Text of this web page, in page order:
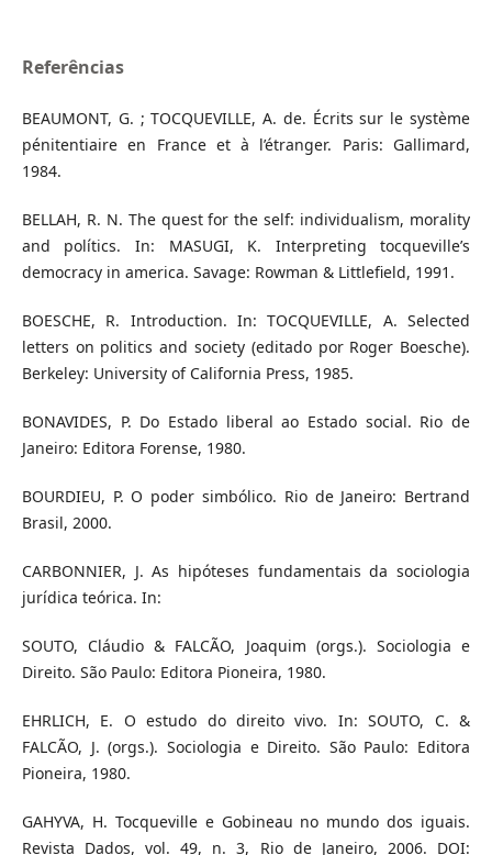
Referências
BEAUMONT, G. ; TOCQUEVILLE, A. de. Écrits sur le système
pénitentiaire en France et à l’étranger. Paris: Gallimard,
1984.
BELLAH, R. N. The quest for the self: individualism, morality
and polítics. In: MASUGI, K. Interpreting tocqueville’s
democracy in america. Savage: Rowman & Littlefield, 1991.
BOESCHE, R. Introduction. In: TOCQUEVILLE, A. Selected
letters on politics and society (editado por Roger Boesche).
Berkeley: University of California Press, 1985.
BONAVIDES, P. Do Estado liberal ao Estado social. Rio de
Janeiro: Editora Forense, 1980.
BOURDIEU, P. O poder simbólico. Rio de Janeiro: Bertrand
Brasil, 2000.
CARBONNIER, J. As hipóteses fundamentais da sociologia
jurídica teórica. In:
SOUTO, Cláudio & FALCÃO, Joaquim (orgs.). Sociologia e
Direito. São Paulo: Editora Pioneira, 1980.
EHRLICH, E. O estudo do direito vivo. In: SOUTO, C. &
FALCÃO, J. (orgs.). Sociologia e Direito. São Paulo: Editora
Pioneira, 1980.
GAHYVA, H. Tocqueville e Gobineau no mundo dos iguais.
Revista Dados, vol. 49, n. 3, Rio de Janeiro, 2006. DOI: